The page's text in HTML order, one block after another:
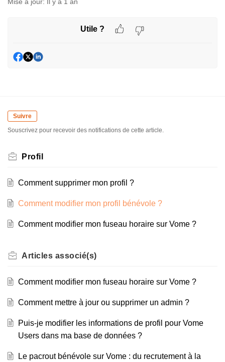
Utile ?
Suivre
Souscrivez pour recevoir des notifications de cette article.
Profil
Comment supprimer mon profil ?
Comment modifier mon profil bénévole ?
Comment modifier mon fuseau horaire sur Vome ?
Articles associé(s)
Comment modifier mon fuseau horaire sur Vome ?
Comment mettre à jour ou supprimer un admin ?
Puis-je modifier les informations de profil pour Vome
Users dans ma base de données ?
Le pacrout bénévole sur Vome : du recrutement à la